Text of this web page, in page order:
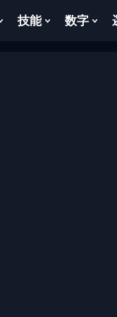
Show
技能 Show
数字